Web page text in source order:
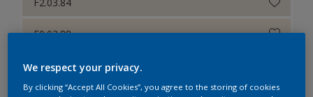
E0.03.88
F2.06.84
We respect your privacy.
By clicking “Accept All Cookies”, you agree to the storing of cookies